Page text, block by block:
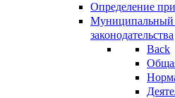
Определение
Муниципальный
законодательства
Back